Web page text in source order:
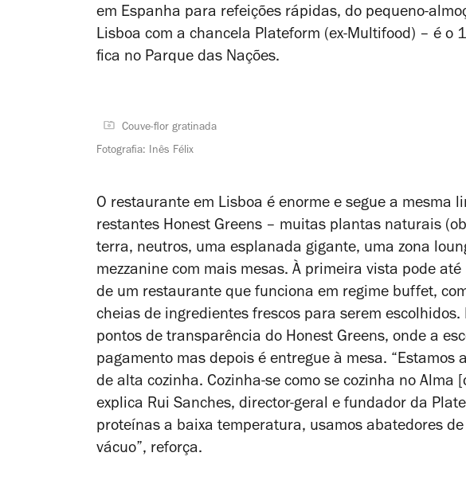
em Espanha para refeições rápidas, do pequeno-
Lisboa com a chancela Plateform (ex-Multifood) – é o
fica no Parque das Nações.
Couve-flor gratinada
Fotografia: Inês Félix
O restaurante em Lisboa é enorme e segue a mesma
restantes Honest Greens – muitas plantas naturais
terra, neutros, uma esplanada gigante, uma zona
mezzanine com mais mesas. À primeira vista pode
de um restaurante que funciona em regime buffet,
cheias de ingredientes frescos para serem
pontos de transparência do Honest Greens, onde a
pagamento mas depois é entregue à mesa.
de alta cozinha. Cozinha-se como se cozinha no Alma
explica Rui Sanches, director-geral e fundador da
proteínas a baixa temperatura, usamos abatedores
vácuo”, reforça.